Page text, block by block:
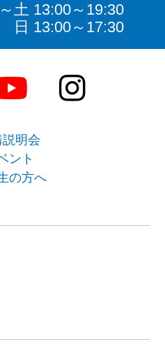
土 13:00～19:30
日 13:00～17:30
説明会
ント
の方へ